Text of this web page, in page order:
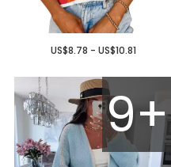
US$8.78 - US$10.81
9+